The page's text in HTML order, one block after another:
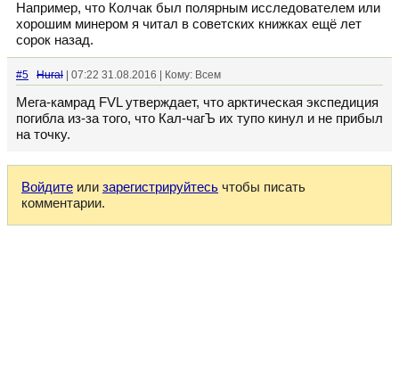
Например, что Колчак был полярным исследователем или
хорошим минером я читал в советских книжках ещё лет
сорок назад.
#5 Hural | 07:22 31.08.2016 | Кому: Всем
Мега-камрад FVL утверждает, что арктическая экспедиция
погибла из-за того, что Кал-чагЪ их тупо кинул и не прибыл
на точку.
Войдите или зарегистрируйтесь чтобы писать
комментарии.